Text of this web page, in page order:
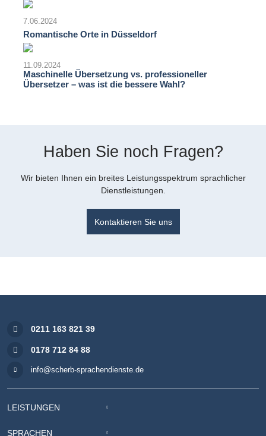
7.06.2024
Romantische Orte in Düsseldorf
11.09.2024
Maschinelle Übersetzung vs. professioneller
Übersetzer – was ist die bessere Wahl?
Haben Sie noch Fragen?
Wir bieten Ihnen ein breites Leistungsspektrum sprachlicher
Dienstleistungen.
Kontaktieren Sie uns
0211 163 821 39
0178 712 84 88
info@scherb-sprachendienste.de
LEISTUNGEN
SPRACHEN